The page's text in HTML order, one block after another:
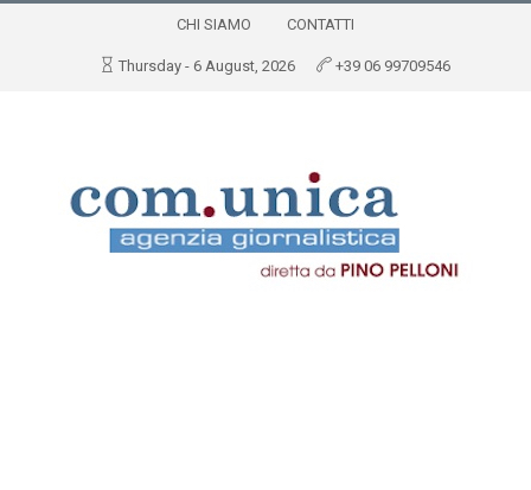
CHI SIAMO CONTATTI
Thursday - 6 August, 2026 +39 06 99709546